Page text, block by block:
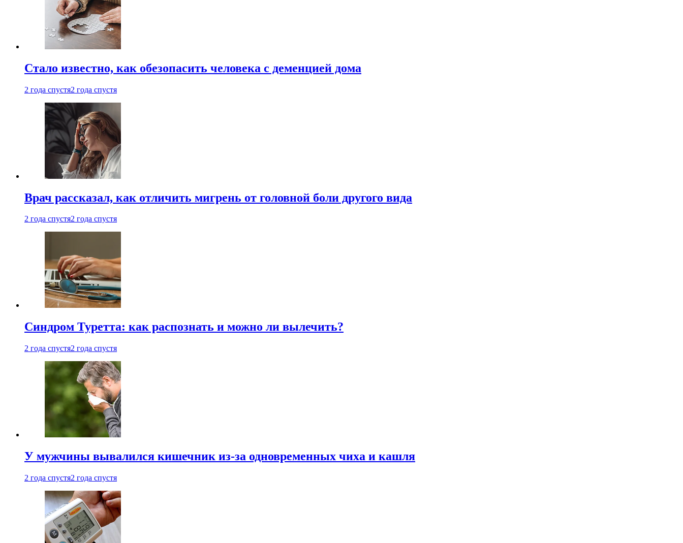
Стало известно, как обезопасить человека с деменцией дома
2 года спустя2 года спустя
Врач рассказал, как отличить мигрень от головной боли другого вида
2 года спустя2 года спустя
Синдром Туретта: как распознать и можно ли вылечить?
2 года спустя2 года спустя
У мужчины вывалился кишечник из-за одновременных чиха и кашля
2 года спустя2 года спустя